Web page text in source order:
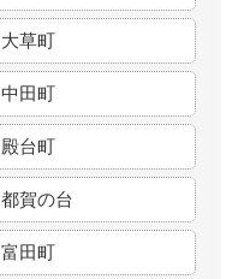
大草町
中田町
殿台町
都賀の台
富田町